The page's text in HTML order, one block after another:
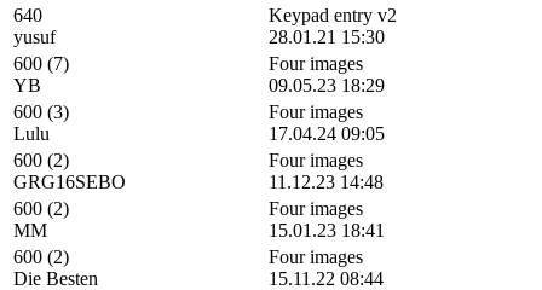
640
yusuf
Keypad entry v2
28.01.21 15:30
600 (7)
YB
Four images
09.05.23 18:29
600 (3)
Lulu
Four images
17.04.24 09:05
600 (2)
GRG16SEBO
Four images
11.12.23 14:48
600 (2)
MM
Four images
15.01.23 18:41
600 (2)
Die Besten
Four images
15.11.22 08:44